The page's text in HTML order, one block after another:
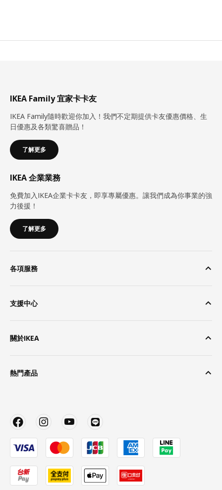
IKEA Family 宜家卡卡友
IKEA Family隨時歡迎你加入！我們不定期提供卡友優惠價格、生
日優惠及各類驚喜贈品！
了解更多
IKEA 企業業務
免費加入IKEA企業卡卡友，即享專屬優惠。讓我們成為你事業的強
力後援！
了解更多
各項服務
支援中心
關於IKEA
熱門產品